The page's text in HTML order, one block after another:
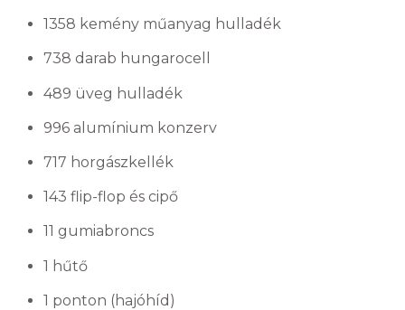
1358 kemény műanyag hulladék
738 darab hungarocell
489 üveg hulladék
996 alumínium konzerv
717 horgászkellék
143 flip-flop és cipő
11 gumiabroncs
1 hűtő
1 ponton (hajóhíd)